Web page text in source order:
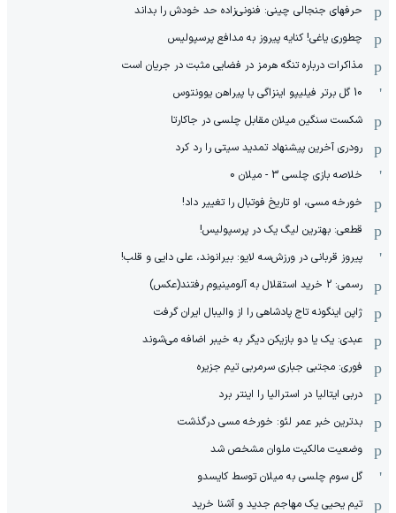
حرفهای جنجالی چینی: فنونی‌زاده حد خودش را بداند
چطوری یاغی! کنایه پیروز به مدافع پرسپولیس
مذاکرات درباره تنگه هرمز در فضایی مثبت در جریان است
10 گل برتر فیلیپو اینزاگی با پیراهن یوونتوس
شکست سنگین میلان مقابل چلسی در جاکارتا
رودری آخرین پیشنهاد تمدید سیتی را رد کرد
خلاصه بازی چلسی 3 - میلان 0
خورخه مسی، او تاریخ فوتبال را تغییر داد!
قطعی: بهترین لیگ یک در پرسپولیس!
پیروز قربانی در ورزش‌سه لایو: بیرانوند، علی دایی و قلب!
رسمی: 2 خرید استقلال به آلومینیوم رفتند(عکس)
ژاپن اینگونه تاج پادشاهی را از والیبال ایران گرفت
عبدی: یک یا دو بازیکن دیگر به خیبر اضافه می‌شوند
فوری: مجتبی جباری سرمربی تیم جزیره
دربی ایتالیا در استرالیا را اینتر برد
بدترین خبر عمر لئو: خورخه مسی درگذشت
وضعیت مالکیت ملوان مشخص شد
گل سوم چلسی به میلان توسط کایسدو
تیم یحیی یک مهاجم جدید و آشنا خرید